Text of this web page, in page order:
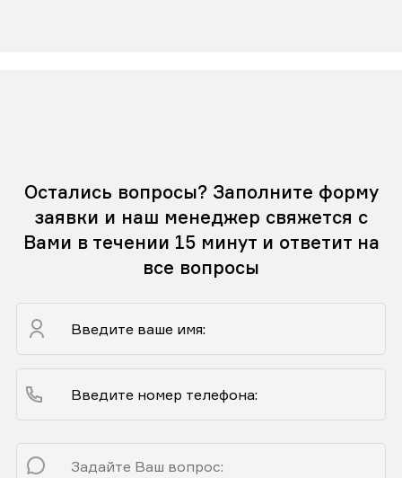
Остались вопросы? Заполните форму
заявки и наш менеджер свяжется с
Вами в течении 15 минут и ответит на
все вопросы